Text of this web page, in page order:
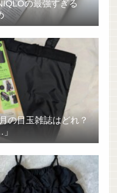
の最強すぎる
の目玉雑誌はどれ？